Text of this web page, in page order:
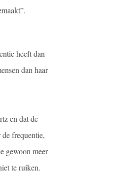
heeft dan
dan haar
en dat de
frequentie,
gewoon meer
te ruiken.